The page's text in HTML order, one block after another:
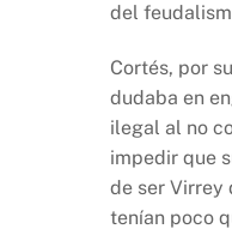
del
Cortés, por
dudaba en
ilegal al no
impedir que
de ser Virrey
tenían poco